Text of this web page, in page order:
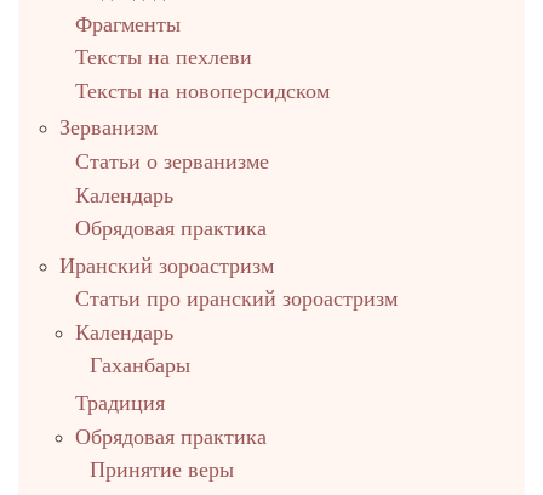
Фрагменты
Тексты на пехлеви
Тексты на новоперсидском
Зерванизм
Статьи о зерванизме
Календарь
Обрядовая практика
Иранский зороастризм
Статьи про иранский зороастризм
Календарь
Гаханбары
Традиция
Обрядовая практика
Принятие веры